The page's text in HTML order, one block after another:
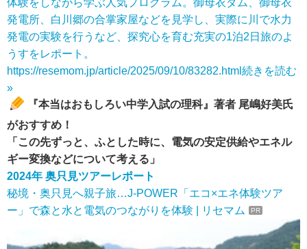
発電所、白川郷の合掌家屋などを見学し、実際に川で水力
発電の実験を行うなど、探究心を育む充実の1泊2日旅のよ
うすをレポート。
https://resemom.jp/article/2025/09/10/83282.html 続きを読む
»
『本当はおもしろい中学入試の理科』著者 尾嶋好美氏
がおすすめ！
「この先ずっと、ふとした時に、電気の安定供給やエネル
ギー変換などについて考える」
2024年 奥只見ツアーレポート
秘境・奥只見へ親子旅…J-POWER「エコ×エネ体験ツア
ー」で森と水と電気のつながりを体験 | リセマム
PR